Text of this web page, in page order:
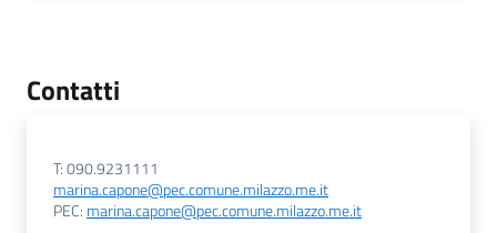
Contatti
T: 090.9231111
marina.capone@pec.comune.milazzo.me.it
PEC: marina.capone@pec.comune.milazzo.me.it